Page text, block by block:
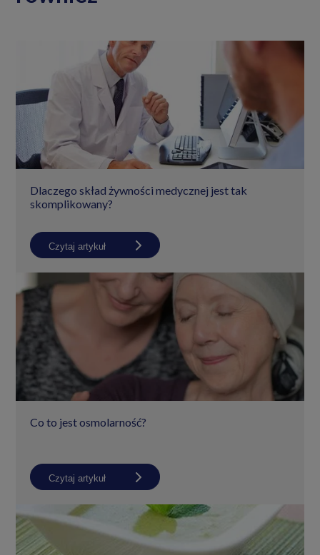
Dlaczego skład żywności medycznej jest tak
skomplikowany?
Czytaj artykuł
Co to jest osmolarność?
Czytaj artykuł